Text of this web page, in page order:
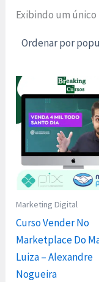
Exibindo um
Marketing Digital
Curso Vender No
Marketplace Do
Luiza – Alexandre
Nogueira